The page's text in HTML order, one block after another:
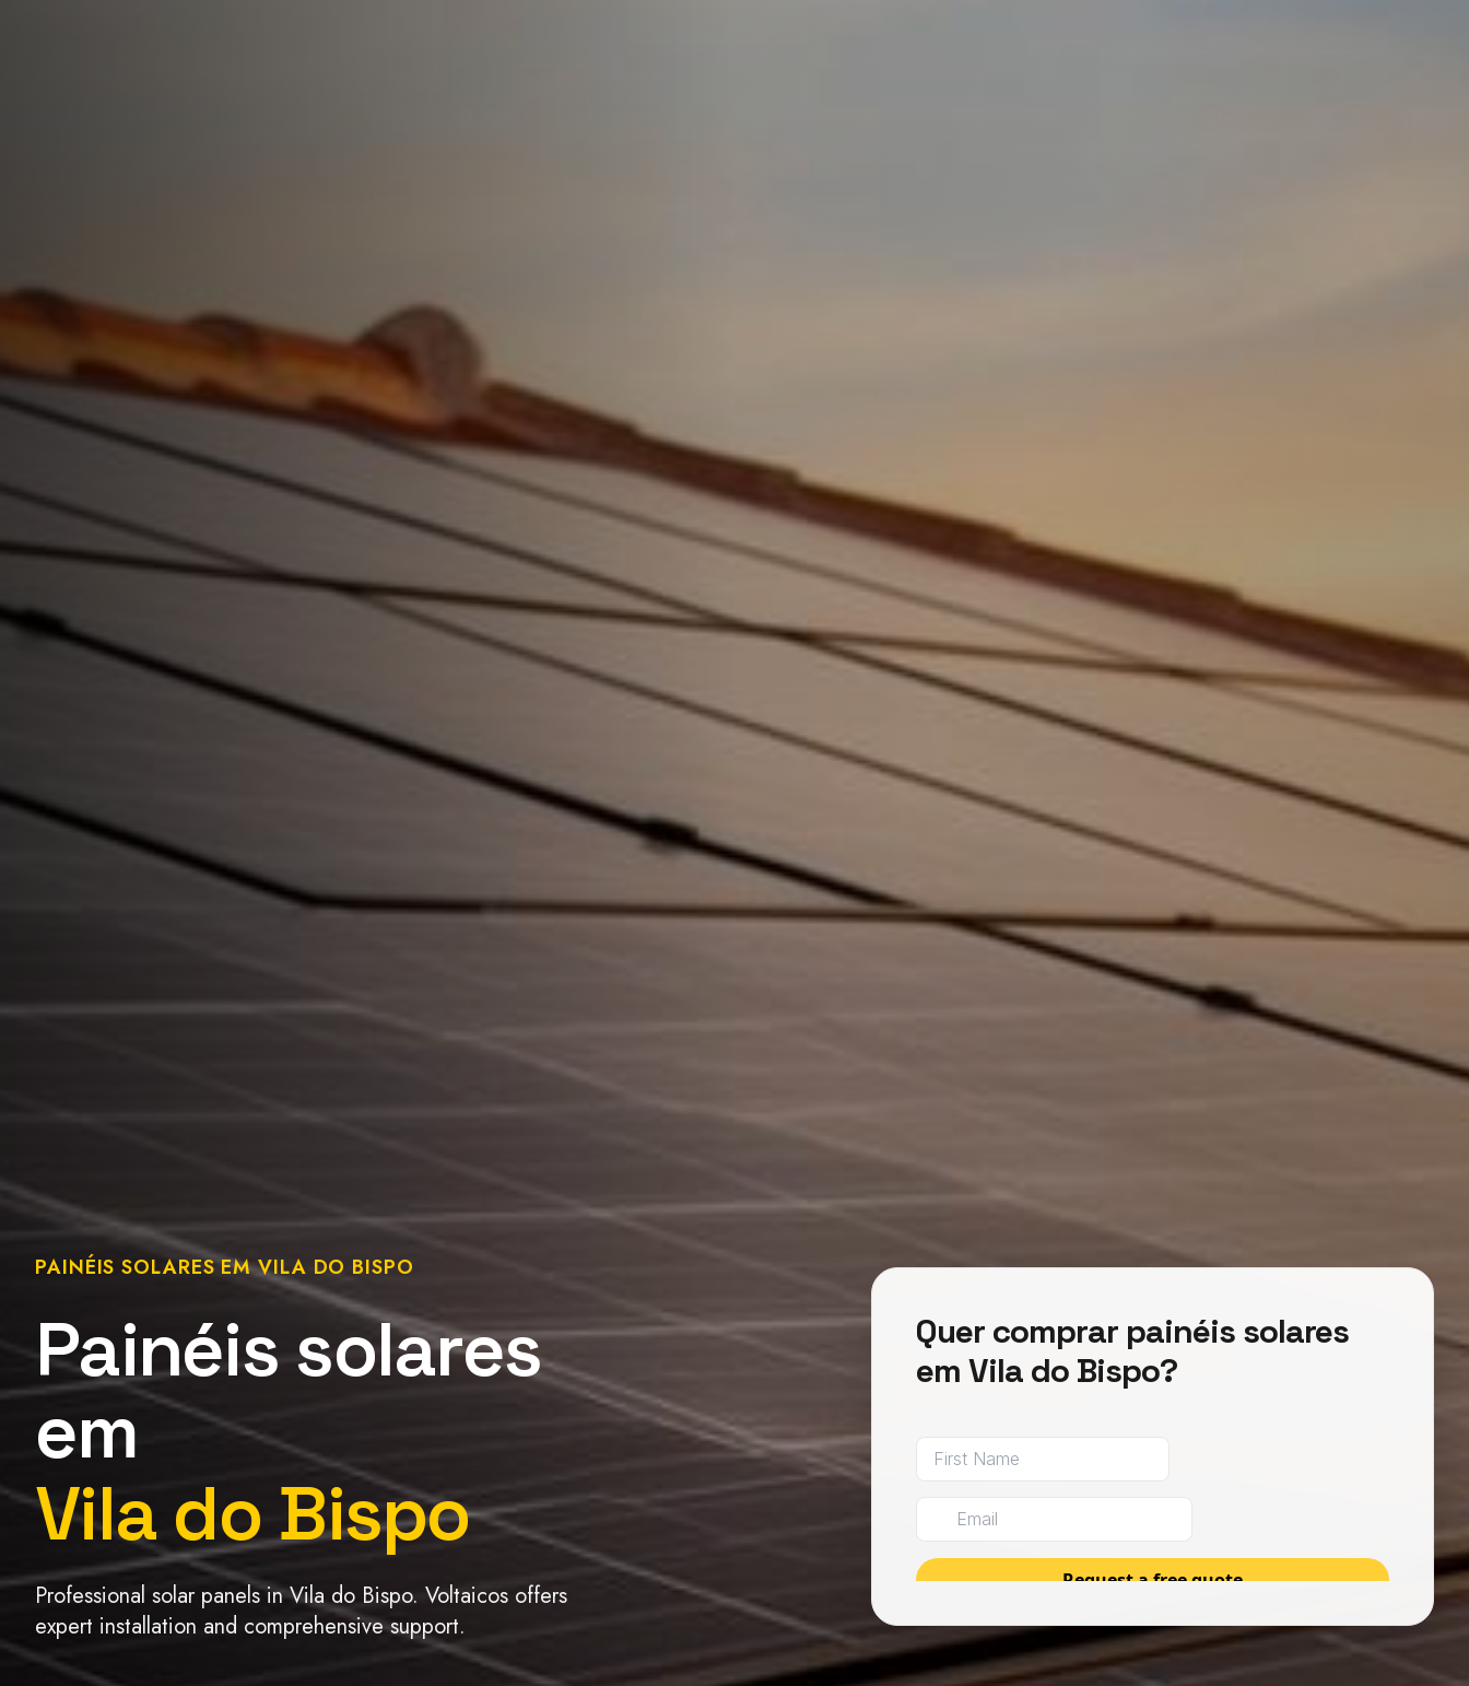
PAINÉIS SOLARES EM VILA DO BISPO
Painéis solares
em
Vila do Bispo
Professional solar panels in Vila do Bispo. Voltaicos offers
expert installation and comprehensive support.
Quer comprar painéis solares
em Vila do Bispo?